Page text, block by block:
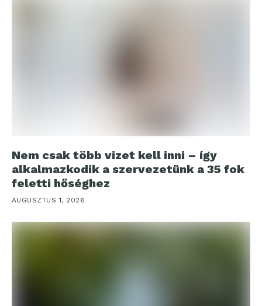
Nem csak több vizet kell inni – így
alkalmazkodik a szervezetünk a 35 fok
feletti hőséghez
AUGUSZTUS 1, 2026